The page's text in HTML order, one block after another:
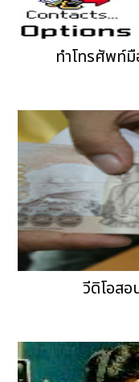
ทำโทรศัพท์มื
วีดิโอส